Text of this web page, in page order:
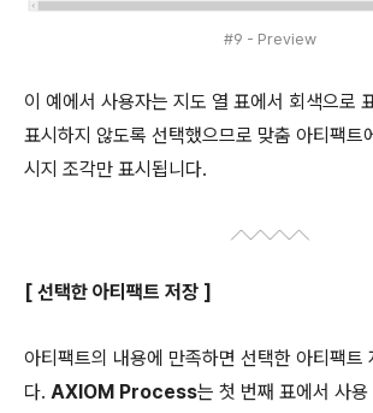
#9 - Preview
이 예에서 사용자는 지도 열 표에서 회색으로
표시하지 않도록 선택했으므로 맞춤 아티팩트
시지 조각만 표시됩니다.
[ 선택한 아티팩트 저장 ]
아티팩트의 내용에 만족하면 선택한 아티팩트
다. AXIOM Process는 첫 번째 표에서 사